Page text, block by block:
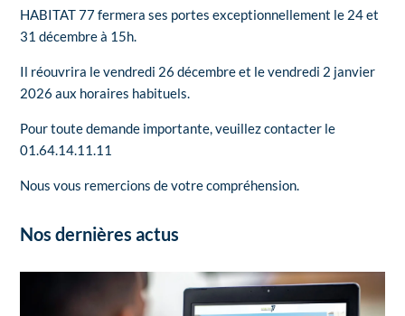
HABITAT 77 fermera ses portes exceptionnellement le 24 et
31 décembre à 15h.
Il réouvrira le vendredi 26 décembre et le vendredi 2 janvier
2026 aux horaires habituels.
Pour toute demande importante, veuillez contacter le
01.64.14.11.11
Nous vous remercions de votre compréhension.
Nos dernières actus